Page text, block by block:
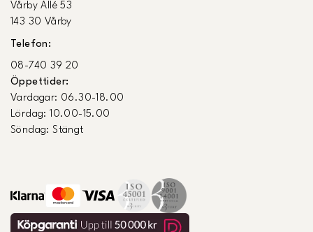
Vårby Allé 53
143 30 Vårby
Telefon:
08-740 39 20
Öppettider:
Vardagar: 06.30-18.00
Lördag: 10.00-15.00
Söndag: Stängt